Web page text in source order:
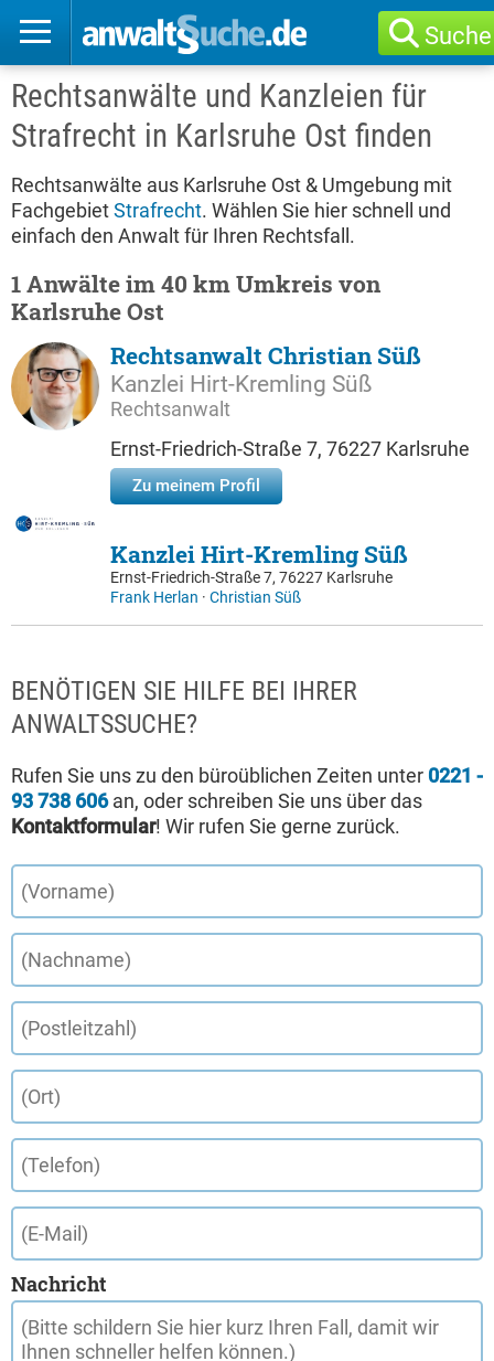
Suche
Rechtsanwälte und Kanzleien für
Strafrecht in Karlsruhe Ost finden
Rechtsanwälte aus Karlsruhe Ost & Umgebung mit
FachgebietStrafrecht. Wählen Sie hier schnell und
einfach den Anwalt für Ihren Rechtsfall.
1 Anwälte im 40 km Umkreis von
Karlsruhe Ost
Rechtsanwalt Christian Süß
Kanzlei Hirt-Kremling Süß
Rechtsanwalt
Ernst-Friedrich-Straße 7, 76227 Karlsruhe
Zu meinem Profil
Kanzlei Hirt-Kremling Süß
Ernst-Friedrich-Straße 7, 76227 Karlsruhe
Frank Herlan · Christian Süß
BENÖTIGEN SIE HILFE BEI IHRER
ANWALTSSUCHE?
Rufen Sie uns zu den büroüblichen Zeiten unter 0221 -
93 738 606an, oder schreiben Sie uns über das
Kontaktformular! Wir rufen Sie gerne zurück.
Nachricht